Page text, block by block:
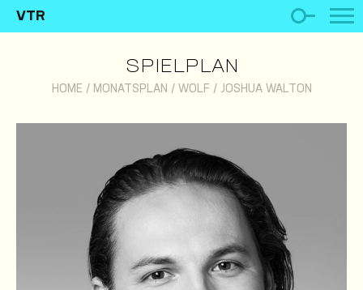
VTR
SPIELPLAN
HOME / MONATSPLAN / WOLF / JOSHUA WALTON